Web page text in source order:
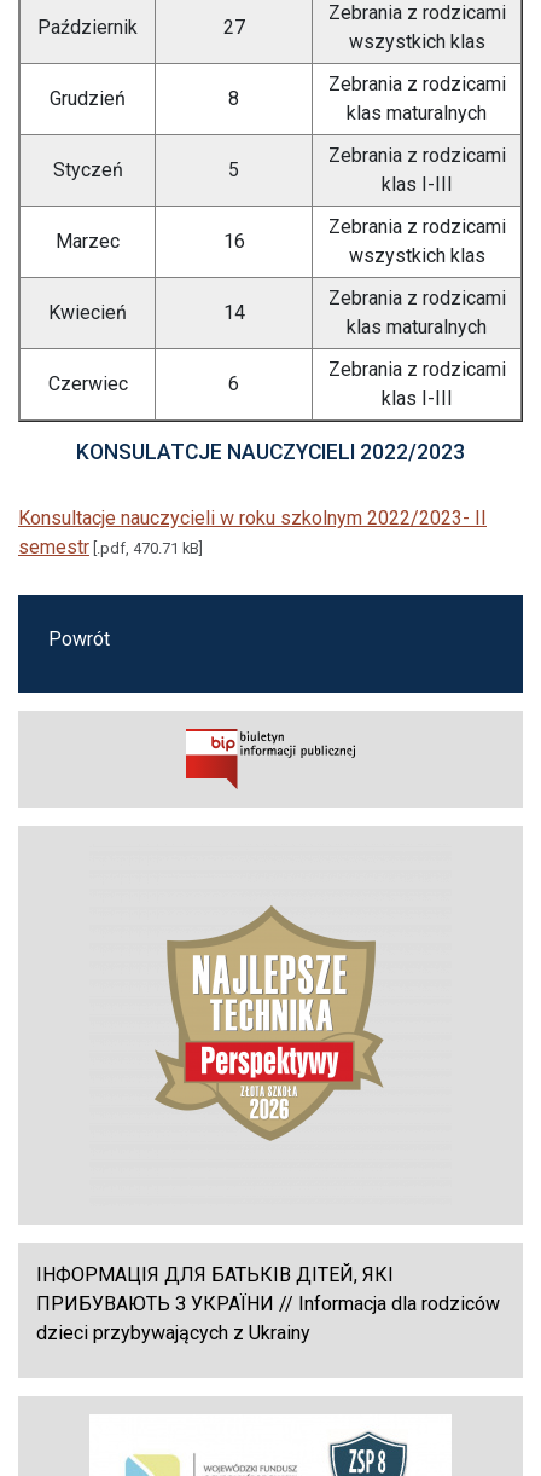
Październik 27
Zebrania z rodzicami
wszystkich klas
Grudzień 8
Zebrania z rodzicami
klas maturalnych
Styczeń 5
Zebrania z rodzicami
klas I-III
Marzec 16
Zebrania z rodzicami
wszystkich klas
Kwiecień 14
Zebrania z rodzicami
klas maturalnych
Czerwiec 6
Zebrania z rodzicami
klas I-III
KONSULATCJE NAUCZYCIELI 2022/2023
Konsultacje nauczycieli w roku szkolnym 2022/2023- II
semestr [.pdf, 470.71 kB]
Powrót
ІНФОРМАЦІЯ ДЛЯ БАТЬКІВ ДІТЕЙ, ЯКІ
ПРИБУВАЮТЬ З УКРАЇНИ // Informacja dla rodziców
dzieci przybywających z Ukrainy